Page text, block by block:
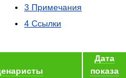
3 Примечания
4 Ссылки
Дата
показа